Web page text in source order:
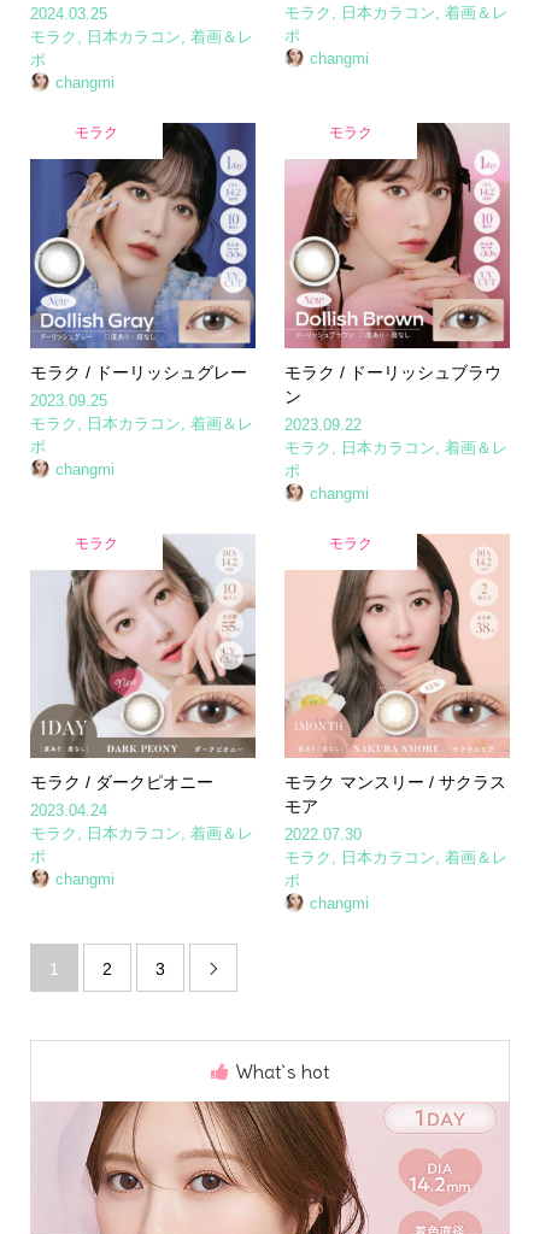
2024.03.25
モラク
日本カラコン 着画＆レ
ポ
changmi
モラク
日本カラコン ,着画＆レ
ポ
changmi
モラク
モラク / ドーリッシュグレー
2023.09.25
モラク
日本カラコン 着画＆レ
ポ
changmi
モラク
モラク / ドーリッシュブラウ
ン
2023.09.22
モラク
日本カラコン ,着画＆レ
ポ
changmi
モラク
モラク / ダークピオニー
2023.04.24
モラク , 日本カラコン, 着画＆レ
ポ
changmi
モラク
モラク マンスリー / サクラス
モア
2022.07.30
モラク , 日本カラコン,着画＆レ
ポ
changmi
1 2 3 
What`s hot